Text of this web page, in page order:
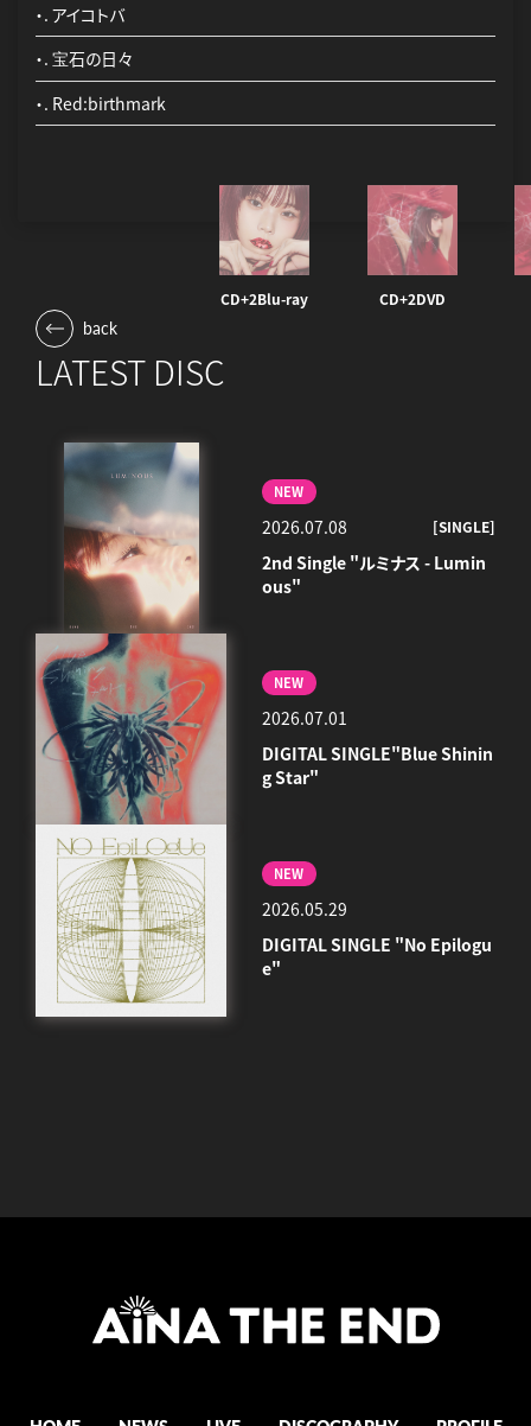
・. アイコトバ
・. 宝石の日々
・. Red:birthmark
CD+2Blu-ray CD+2DVD
back
LATEST DISC
NEW
2026.07.08 [SINGLE]
2nd Single "ルミナス - Lumin
ous"
NEW
2026.07.01
DIGITAL SINGLE"Blue Shinin
g Star"
NEW
2026.05.29
DIGITAL SINGLE "No Epilogu
e"